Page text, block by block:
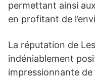
permettant ainsi
en profitant de
La réputation de
indéniablement
impressionnante de